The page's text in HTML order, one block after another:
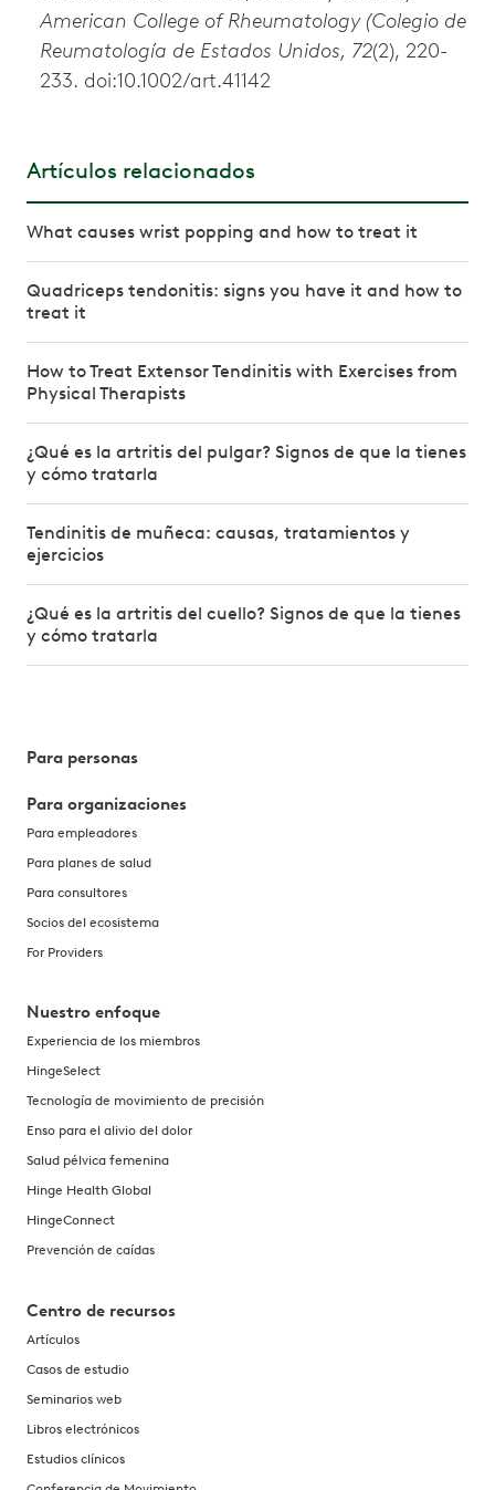
American College of Rheumatology (Colegio de
Reumatología de Estados Unidos, 72(2), 220-
233. doi:10.1002/art.41142
Artículos relacionados
What causes wrist popping and how to treat it
Quadriceps tendonitis: signs you have it and how to
treat it
How to Treat Extensor Tendinitis with Exercises from
Physical Therapists
¿Qué es la artritis del pulgar? Signos de que la tienes
y cómo tratarla
Tendinitis de muñeca: causas, tratamientos y
ejercicios
¿Qué es la artritis del cuello? Signos de que la tienes
y cómo tratarla
Para personas
Para organizaciones
Para empleadores
Para planes de salud
Para consultores
Socios del ecosistema
For Providers
Nuestro enfoque
Experiencia de los miembros
HingeSelect
Tecnología de movimiento de precisión
Enso para el alivio del dolor
Salud pélvica femenina
Hinge Health Global
HingeConnect
Prevención de caídas
Centro de recursos
Artículos
Casos de estudio
Seminarios web
Libros electrónicos
Estudios clínicos